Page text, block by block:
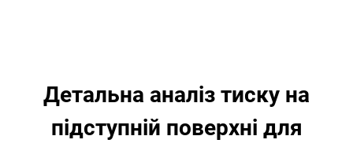
Детальна аналіз тиску на
підступній поверхні для